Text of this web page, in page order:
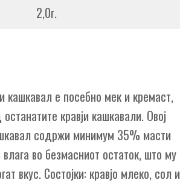
2,0г.
кашкавал е посебно мек и кремаст,
кравји кашкавали. Овој
содржи минимум 35% масти
во безмасниот остаток, што му
вкус. Состојки: кравјо млеко, сол и